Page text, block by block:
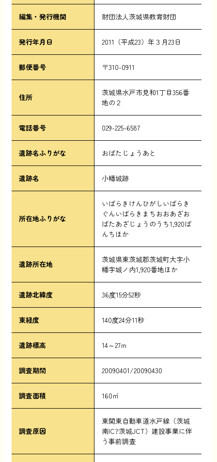
編集・発行機関 財団法人茨城県教育財団
発行年月日 2011（平成23）年３月23日
郵便番号 〒310-0911
住所
茨城県水戸市見和1丁目356番
地の２
電話番号 029-225-6587
遺跡名ふりがな おばたじょうあと
遺跡名 小幡城跡
所在地ふりがな
いばらきけんひがしいばらき
ぐんいばらきまちおおあざお
ばたあざじょうのうち1,920ば
んちほか
遺跡所在地
茨城県東茨城郡茨城町大字小
幡字城ノ内1,920番地ほか
遺跡北緯度 36度15分52秒
東経度 140度24分11秒
遺跡標高 14～27ｍ
調査期間 20090401/20090430
調査面積 160㎡
調査原因
東関東自動車道水戸線（茨城
南IC?茨城JCT）建設事業に伴
う事前調査